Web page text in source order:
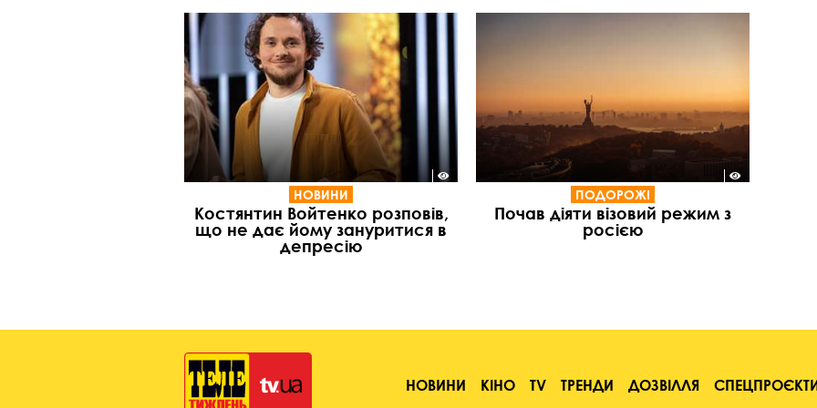
НОВИНИ
Костянтин Войтенко розповів,
що не дає йому зануритися в
депресію
ПОДОРОЖІ
Почав діяти візовий режим з
росією
НОВИНИ КІНО TV ТРЕНДИ ДОЗВІЛЛЯ